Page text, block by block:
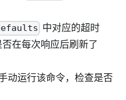
中对应的超时
在每次响应后刷新了
动运行该命令，检查是否